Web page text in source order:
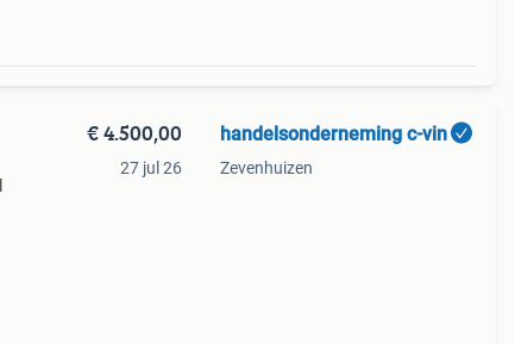
€ 4.500,00
27 jul 26
handelsonderneming c-vin
Zevenhuizen